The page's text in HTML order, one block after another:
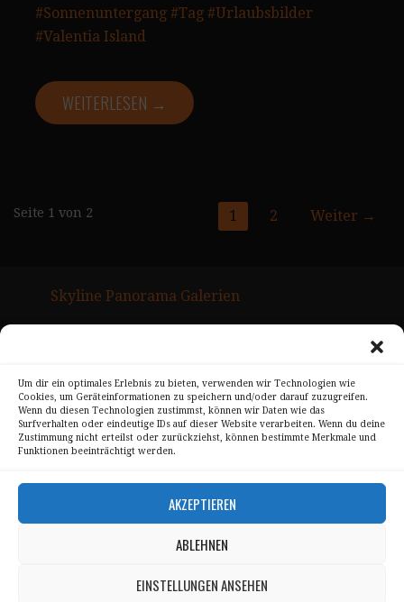
Um dir ein optimales Erlebnis zu bieten, verwenden wir Technologien wie
Cookies, um Geräteinformationen zu speichern und/oder darauf zuzugreifen.
Wenn du diesen Technologien zustimmst, können wir Daten wie das
Surfverhalten oder eindeutige IDs auf dieser Website verarbeiten. Wenn du deine
Zustimmung nicht erteilst oder zurückziehst, können bestimmte Merkmale und
Funktionen beeinträchtigt werden.
AKZEPTIEREN
ABLEHNEN
EINSTELLUNGEN ANSEHEN
#Sonnenuntergang #Tag #Urlaubsbilder
#Valentia Island
WEITERLESEN →
Gmedia
Navigation
Seite 1 von 2 1 2 Weiter →
Skyline Panorama Galerien
Kontakt
Alle Bilder unterliegen dem Urheberrecht von
Sebastian Trandafir
All pictures © 2008 – 2026 by